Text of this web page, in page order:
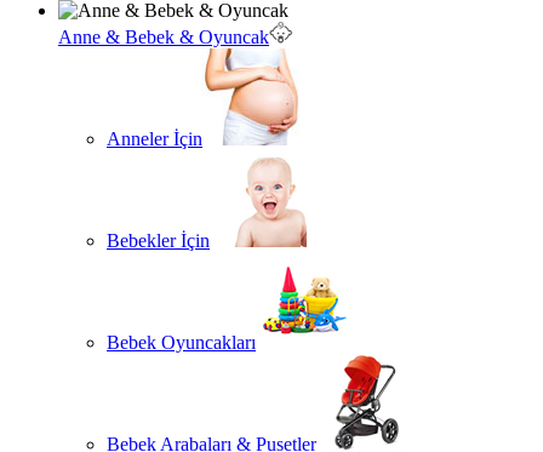
Anne & Bebek & Oyuncak
Anneler İçin
Bebekler İçin
Bebek Oyuncakları
Bebek Arabaları & Pusetler